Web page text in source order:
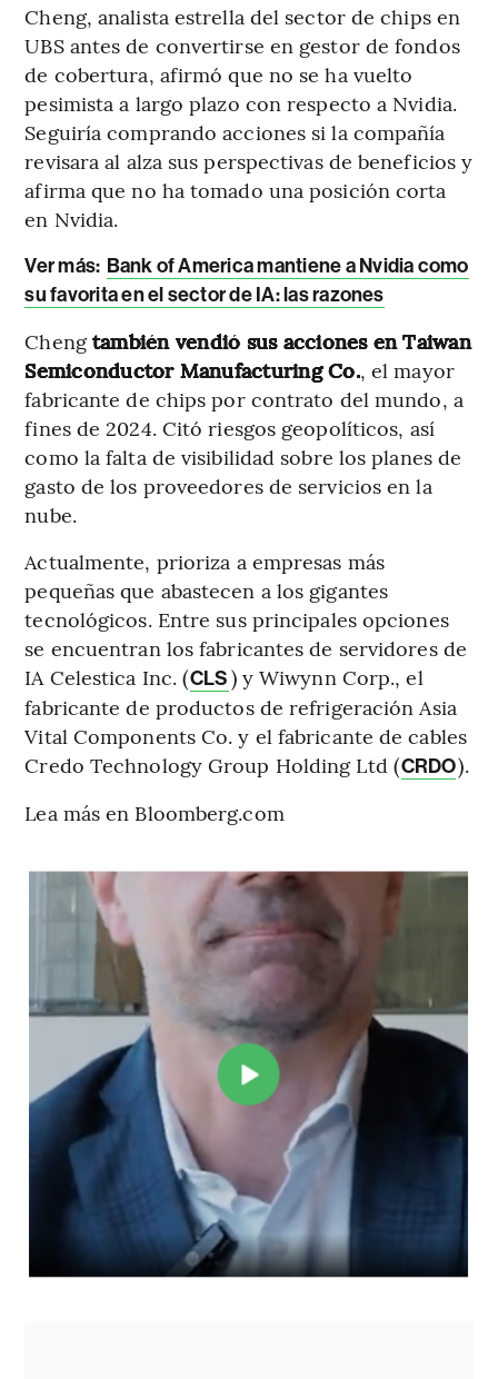
Cheng, analista estrella del sector de chips en
UBS antes de convertirse en gestor de fondos
de cobertura, afirmó que no se ha vuelto
pesimista a largo plazo con respecto a Nvidia.
Seguiría comprando acciones si la compañía
revisara al alza sus perspectivas de beneficios y
afirma que no ha tomado una posición corta
en Nvidia.
Ver más: Bank of America mantiene a Nvidia como
su favorita en el sector de IA: las razones
Cheng también vendió sus acciones en Taiwan
Semiconductor Manufacturing Co., el mayor
fabricante de chips por contrato del mundo, a
fines de 2024. Citó riesgos geopolíticos, así
como la falta de visibilidad sobre los planes de
gasto de los proveedores de servicios en la
nube.
Actualmente, prioriza a empresas más
pequeñas que abastecen a los gigantes
tecnológicos. Entre sus principales opciones
se encuentran los fabricantes de servidores de
IA Celestica Inc. (CLS) y Wiwynn Corp., el
fabricante de productos de refrigeración Asia
Vital Components Co. y el fabricante de cables
Credo Technology Group Holding Ltd (CRDO).
Lea más en Bloomberg.com